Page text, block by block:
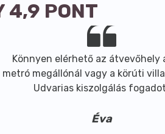
4,9 PONT
Könnyen elérhető az átvevőhely
metró megállónál vagy a körúti
Udvarias kiszolgálás
Éva